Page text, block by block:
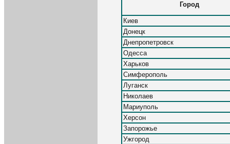
Город
Киев
Донецк
Днепропетровск
Одесса
Харьков
Симферополь
Луганск
Николаев
Мариуполь
Херсон
Запорожье
Ужгород